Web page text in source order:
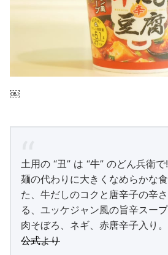
￼
土用の “丑” は “牛” のどん兵衛で!
麺の代わりに大きくなめらかな
た、牛だしのコクと唐辛子の辛
る、ユッケジャン風の旨辛スー
肉そぼろ、ネギ、赤唐辛子入り。
公式より